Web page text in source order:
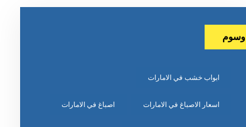
وسوم
ابواب خشب في الامارات
اسعار الاصباغ في الامارات اصباغ في الامارات